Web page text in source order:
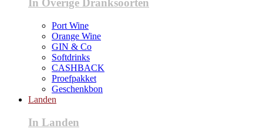
In Overige Dranksoorten
Port Wine
Orange Wine
GIN & Co
Softdrinks
CASHBACK
Proefpakket
Geschenkbon
Landen
In Landen